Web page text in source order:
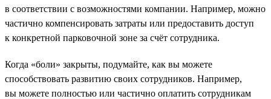
в соответствии с возможностями компании. Например, можно
частично компенсировать затраты или предоставить доступ
к конкретной парковочной зоне за счёт сотрудника.
Когда «боли» закрыты, подумайте, как вы можете
способствовать развитию своих сотрудников. Например,
вы можете полностью или частично оплатить сотрудникам